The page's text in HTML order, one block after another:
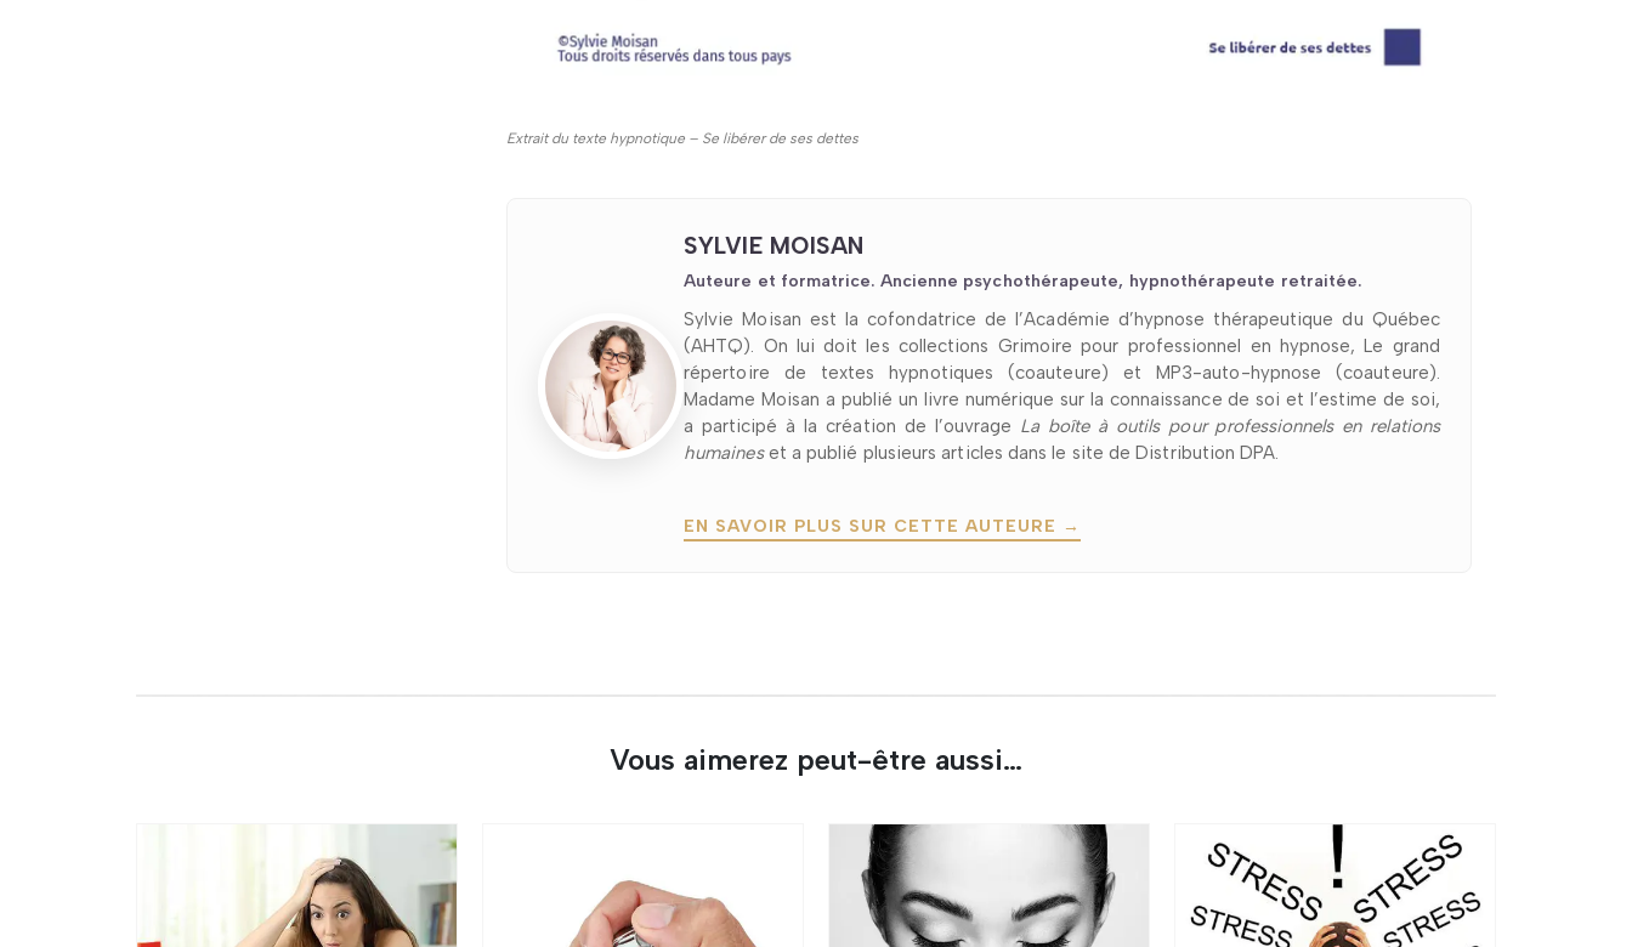
Extrait du texte hypnotique – Se libérer de ses dettes
SYLVIE MOISAN
Auteure et formatrice. Ancienne psychothérapeute, hypnothérapeute retraitée.
Sylvie Moisan est la cofondatrice de l’Académie d’hypnose thérapeutique du Québec
(AHTQ). On lui doit les collections Grimoire pour professionnel en hypnose, Le grand
répertoire de textes hypnotiques (coauteure) et MP3-auto-hypnose (coauteure).
Madame Moisan a publié un livre numérique sur la connaissance de soi et l’estime de soi,
a participé à la création de l’ouvrage La boîte à outils pour professionnels en relations
humaineset a publié plusieurs articles dans le site de Distribution DPA.
EN SAVOIR PLUS SUR CETTE AUTEURE →
Vous aimerez peut-être aussi…